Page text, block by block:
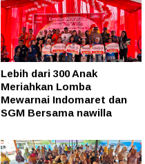
Lebih dari 300 Anak
Meriahkan Lomba
Mewarnai Indomaret dan
SGM Bersama nawilla